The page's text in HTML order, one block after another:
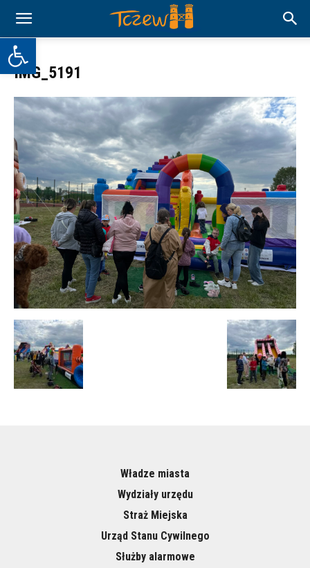
Otwórz pasek narzędzi
IMG_5191
Władze miasta
Wydziały urzędu
Straż Miejska
Urząd Stanu Cywilnego
Służby alarmowe